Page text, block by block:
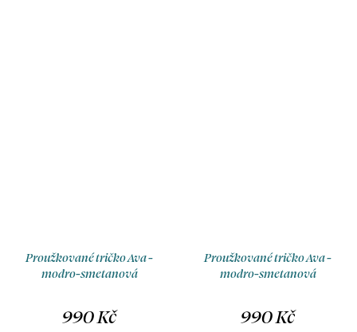
Proužkované tričko Ava -
modro-smetanová
990 Kč
Proužkované tričko Ava -
modro-smetanová
990 Kč